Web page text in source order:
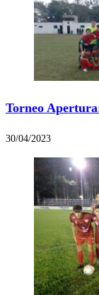
Torneo
30/04/2023